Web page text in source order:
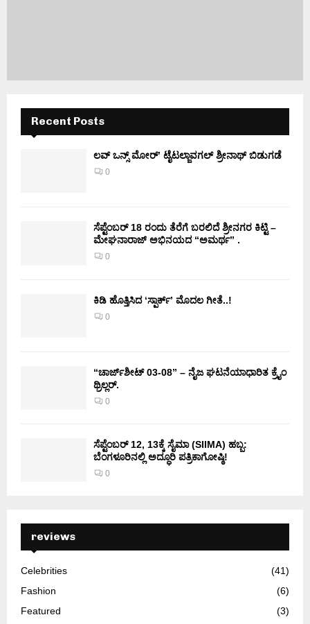
Recent Posts
ಲವ್ ಒನ್ಸ್ ಮೋರ್’ ಟೈಟಲ್ಜಾವಗಲ್ ಶ್ರೀನಾಥ್ ಬಿಡುಗಡೆ
0
ಸೆಪ್ಟೆಂಬರ್ 18 ರಂದು ತೆರೆಗೆ ಬರಲಿದೆ ಶ್ರೀನಗರ ಕಿಟ್ಟಿ –
ಮೇಘನಾರಾಜ್ ಅಭಿನಯದ “ಅಮರ್ಥ” .
0
ಕಿಡಿ‌‌ ಹೊತ್ತಿಸಿದ ‘ಸ್ಪಾರ್ಕ್’ ಮೊದಲ‌ ಗೀತೆ..!
0
“ಚಾರ್ಜ್‌ಶೀಟ್ 03-08” – ನೈಜ ಘಟನೆಯಾಧಾರಿತ ಕ್ರೈಂ
ಥ್ರಿಲ್ಲರ್.
0
ಸೆಪ್ಟೆಂಬರ್ 12, 13ಕ್ಕೆ ಸೈಮಾ (SIIMA) ಹಬ್ಬ:
ಬೆಂಗಳೂರಿನಲ್ಲಿ ಅದ್ಧೂರಿ ಪತ್ರಿಕಾಗೋಷ್ಠಿ!
0
reviews
Celebrities
(41)
Fashion
(6)
Featured
(3)